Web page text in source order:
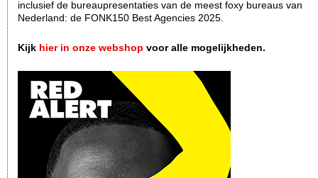
inclusief de bureaupresentaties van de meest foxy bureaus van
Nederland: de FONK150 Best Agencies 2025.
Kijk hier in onze webshop voor alle mogelijkheden.